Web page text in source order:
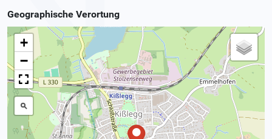
Geographische Verortung
+
−